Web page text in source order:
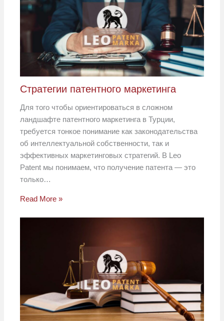
Стратегии патентного маркетинга
Для того чтобы ориентироваться в сложном
ландшафте патентного маркетинга в Турции,
требуется тонкое понимание как законодательства
об интеллектуальной собственности, так и
эффективных маркетинговых стратегий. В Leo
Patent мы понимаем, что получение патента — это
только…
Read More »